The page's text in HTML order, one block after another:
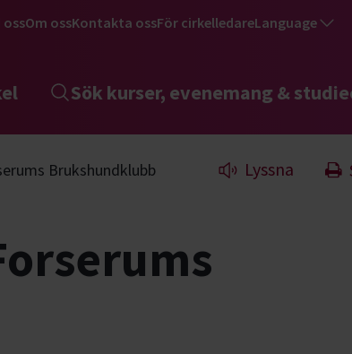
ossOm ossKontakta ossFör cirkelledareLanguage
Sök kurser, evenemang &
Brukshundklubb Lyssna